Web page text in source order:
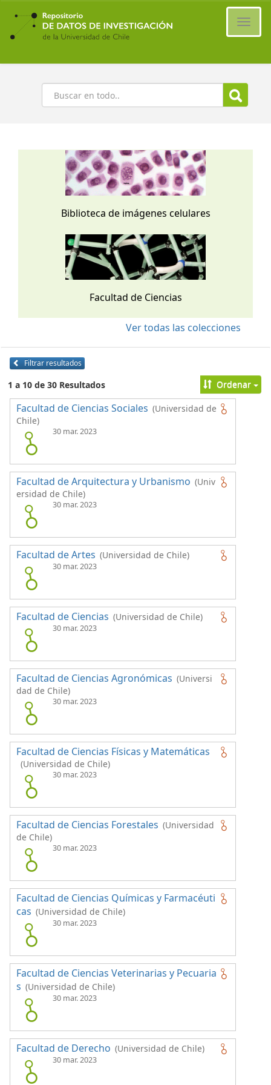
Ir
contenido
principal
Buscar
Biblioteca de imágenes celulares
Facultad de Ciencias
Ver todas las colecciones
Filtrar resultados
1 a 10 de 30 Resultados Ordenar
Facultad de Ciencias Sociales (Universidad de
Chile)
30 mar. 2023
Facultad de Arquitectura y Urbanismo (Univ
ersidad de Chile)
30 mar. 2023
Facultad de Artes (Universidad de Chile)
30 mar. 2023
Facultad de Ciencias (Universidad de Chile)
30 mar. 2023
Facultad de Ciencias Agronómicas (Universi
dad de Chile)
30 mar. 2023
Facultad de Ciencias Físicas y Matemáticas
(Universidad de Chile)
30 mar. 2023
Facultad de Ciencias Forestales (Universidad
de Chile)
30 mar. 2023
Facultad de Ciencias Químicas y Farmacéuti
cas (Universidad de Chile)
30 mar. 2023
Facultad de Ciencias Veterinarias y Pecuaria
s (Universidad de Chile)
30 mar. 2023
Facultad de Derecho (Universidad de Chile)
30 mar. 2023